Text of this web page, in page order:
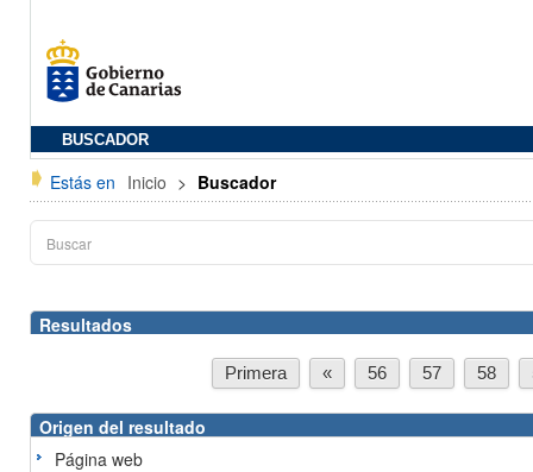
BUSCADOR
Estás en Inicio > Buscador
Resultados
Primera « 56 57 58
Origen del resultado
Página web